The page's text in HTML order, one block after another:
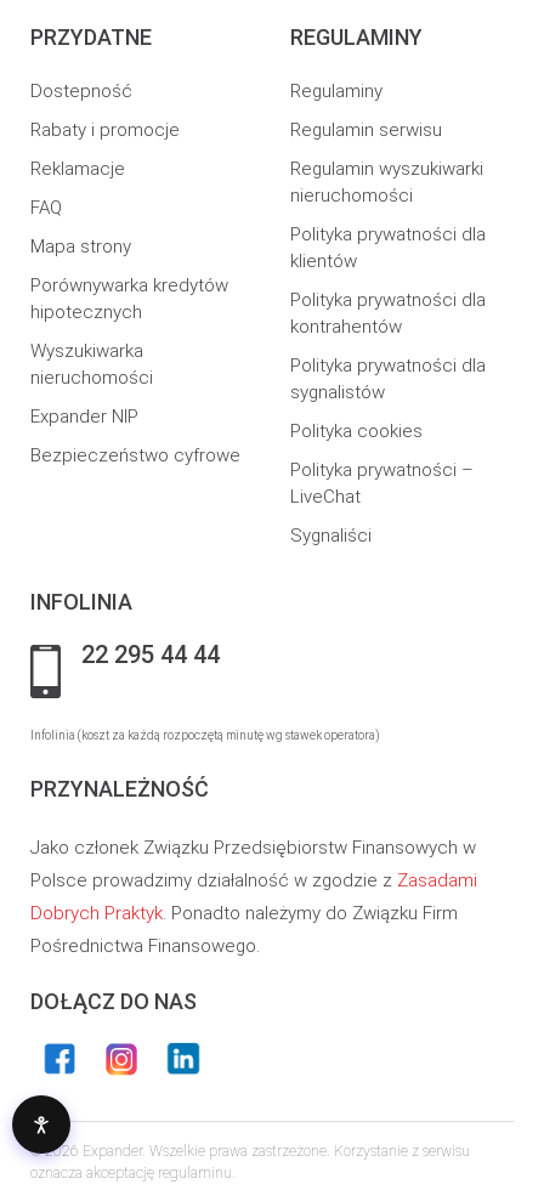
PRZYDATNE
Dostepność
Rabaty i promocje
Reklamacje
FAQ
Mapa strony
Porównywarka kredytów
hipotecznych
Wyszukiwarka
nieruchomości
Expander NIP
Bezpieczeństwo cyfrowe
REGULAMINY
Regulaminy
Regulamin serwisu
Regulamin wyszukiwarki
nieruchomości
Polityka prywatności dla
klientów
Polityka prywatności dla
kontrahentów
Polityka prywatności dla
sygnalistów
Polityka cookies
Polityka prywatności –
LiveChat
Sygnaliści
INFOLINIA
22 295 44 44
Infolinia (koszt za każdą rozpoczętą minutę wg stawek operatora)
PRZYNALEŻNOŚĆ
Jako członek Związku Przedsiębiorstw Finansowych w
Polsce prowadzimy działalność w zgodzie z Zasadami
Dobrych Praktyk. Ponadto należymy do Związku Firm
Pośrednictwa Finansowego.
DOŁĄCZ DO NAS
© 2026 Expander. Wszelkie prawa zastrzeżone. Korzystanie z serwisu
oznacza akceptację regulaminu.